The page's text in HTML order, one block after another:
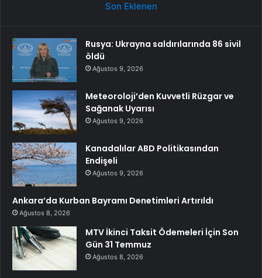
Son Eklenen
Rusya: Ukrayna saldırılarında 86 sivil
öldü
Ağustos 9, 2026
Meteoroloji’den Kuvvetli Rüzgar ve
Sağanak Uyarısı
Ağustos 9, 2026
Kanadalılar ABD Politikasından
Endişeli
Ağustos 9, 2026
Ankara’da Kurban Bayramı Denetimleri Artırıldı
Ağustos 8, 2026
MTV İkinci Taksit Ödemeleri İçin Son
Gün 31 Temmuz
Ağustos 8, 2026